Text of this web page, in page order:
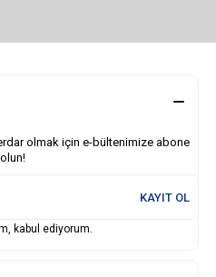
olmak için e-bültenimize abone
olun!
KAYIT OL
kabul ediyorum.